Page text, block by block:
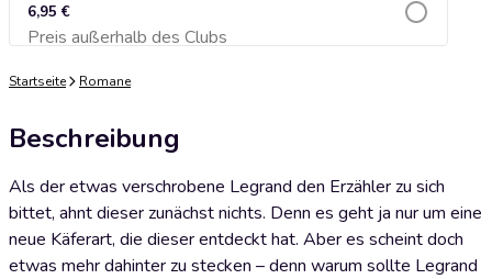
6,95 €
Preis außerhalb des ClubsZum Warenkorb hinzufügen
Startseite Romane
Beschreibung
Als der etwas verschrobene Legrand den Erzähler zu sich
bittet, ahnt dieser zunächst nichts. Denn es geht ja nur um eine
neue Käferart, die dieser entdeckt hat. Aber es scheint doch
etwas mehr dahinter zu stecken – denn warum sollte Legrand